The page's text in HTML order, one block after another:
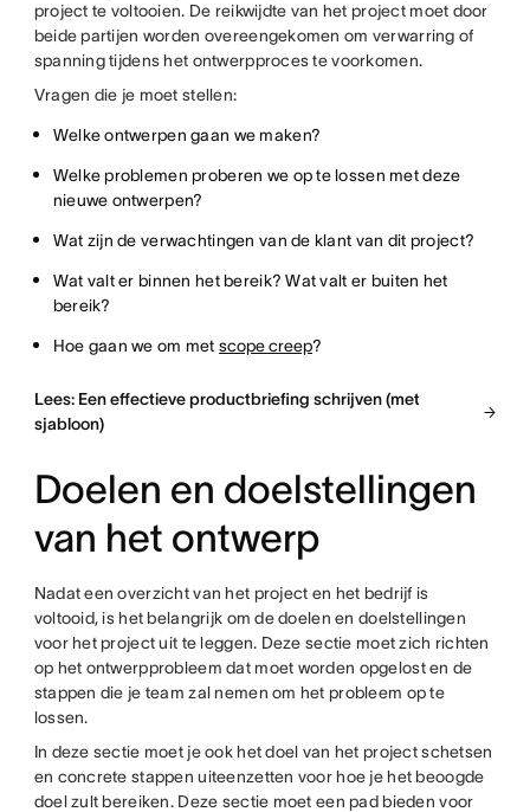
project te voltooien. De reikwijdte van het project moet door
beide partijen worden overeengekomen om verwarring of
spanning tijdens het ontwerpproces te voorkomen.
Vragen die je moet stellen:
Welke ontwerpen gaan we maken?
Welke problemen proberen we op te lossen met deze
nieuwe ontwerpen?
Wat zijn de verwachtingen van de klant van dit project?
Wat valt er binnen het bereik? Wat valt er buiten het
bereik?
Hoe gaan we om met scope creep?
Lees: Een effectieve productbriefing schrijven (met
sjabloon)
Doelen en doelstellingen
van het ontwerp
Nadat een overzicht van het project en het bedrijf is
voltooid, is het belangrijk om de doelen en doelstellingen
voor het project uit te leggen. Deze sectie moet zich richten
op het ontwerpprobleem dat moet worden opgelost en de
stappen die je team zal nemen om het probleem op te
lossen.
In deze sectie moet je ook het doel van het project schetsen
en concrete stappen uiteenzetten voor hoe je het beoogde
doel zult bereiken. Deze sectie moet een pad bieden voor